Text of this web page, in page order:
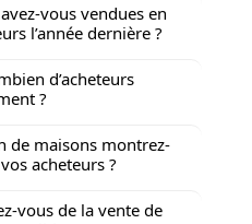
vous vendues en
l’année dernière ?
d’acheteurs
?
de maisons montrez-
acheteurs ?
vous de la vente de